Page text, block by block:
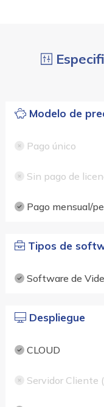
Modelo de
Pago único
Sin pago de
Pago mensual/
Tipos de
Software de
Despliegue
CLOUD
Servidor Cliente